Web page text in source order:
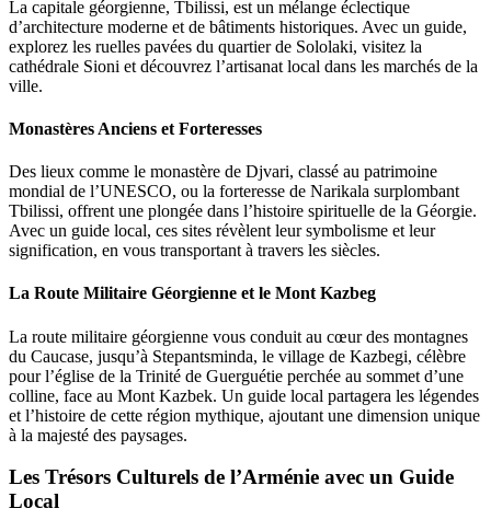
La capitale géorgienne, Tbilissi, est un mélange éclectique
d’architecture moderne et de bâtiments historiques. Avec un guide,
explorez les ruelles pavées du quartier de Sololaki, visitez la
cathédrale Sioni et découvrez l’artisanat local dans les marchés de la
ville.
Monastères Anciens et Forteresses
Des lieux comme le monastère de Djvari, classé au patrimoine
mondial de l’UNESCO, ou la forteresse de Narikala surplombant
Tbilissi, offrent une plongée dans l’histoire spirituelle de la Géorgie.
Avec un guide local, ces sites révèlent leur symbolisme et leur
signification, en vous transportant à travers les siècles.
La Route Militaire Géorgienne et le Mont Kazbeg
La route militaire géorgienne vous conduit au cœur des montagnes
du Caucase, jusqu’à Stepantsminda, le village de Kazbegi, célèbre
pour l’église de la Trinité de Guerguétie perchée au sommet d’une
colline, face au Mont Kazbek. Un guide local partagera les légendes
et l’histoire de cette région mythique, ajoutant une dimension unique
à la majesté des paysages.
Les Trésors Culturels de l’Arménie avec un Guide
Local